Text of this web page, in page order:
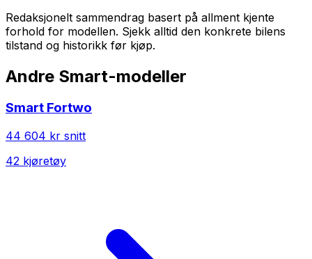
Redaksjonelt sammendrag basert på allment kjente
forhold for modellen. Sjekk alltid den konkrete bilens
tilstand og historikk før kjøp.
Andre Smart-modeller
Smart Fortwo
44 604 kr snitt
42 kjøretøy